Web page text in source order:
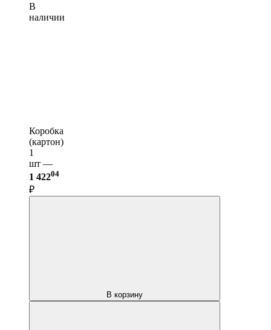
В
наличии
Коробка
(картон)
1
шт —
1 42204
₽
В корзину